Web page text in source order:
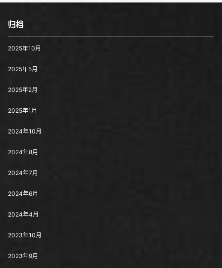
归档
2025年10月
2025年5月
2025年2月
2025年1月
2024年10月
2024年8月
2024年7月
2024年6月
2024年4月
2023年10月
2023年9月